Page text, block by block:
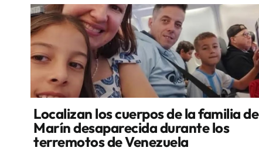
Localizan los cuerpos de la familia de
Marín desaparecida durante los
terremotos de Venezuela